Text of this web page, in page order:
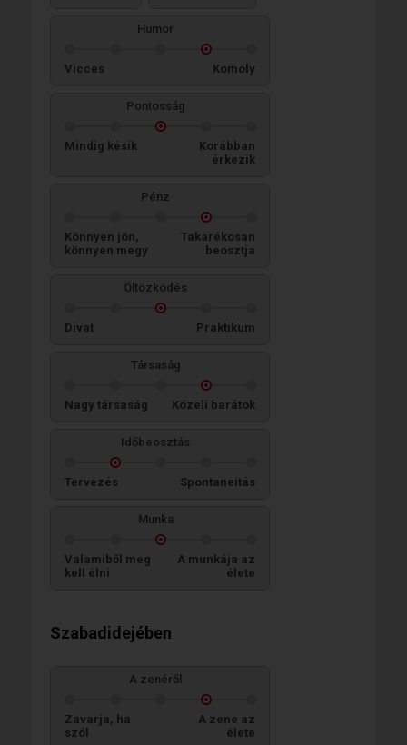
Humor
Vicces Komoly
Pontosság
Mindig késik
Korábban
érkezik
Pénz
Könnyen jön,
könnyen megy
Takarékosan
beosztja
Öltözködés
Divat Praktikum
Társaság
Nagy társaság Közeli barátok
Időbeosztás
Tervezés Spontaneitás
Munka
Valamiből meg
kell élni
A munkája az
élete
Szabadidejében
A zenéről
Zavarja, ha
szól
A zene az
élete